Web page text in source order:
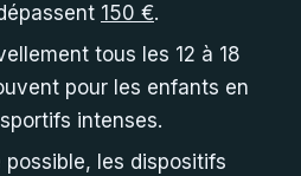
150 €.
tous les 12 à 18
pour les enfants en
intenses.
possible, les dispositifs